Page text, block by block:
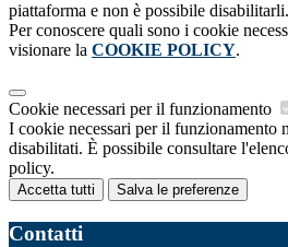
piattaforma e non è possibile disabilitarli.
Per conoscere quali sono i cookie
visionare la COOKIE POLICY.
Cookie necessari per il funzionamento
I cookie necessari per il funzionamento
disabilitati. È possibile consultare
policy.
Accetta tutti Salva le preferenze
Contatti